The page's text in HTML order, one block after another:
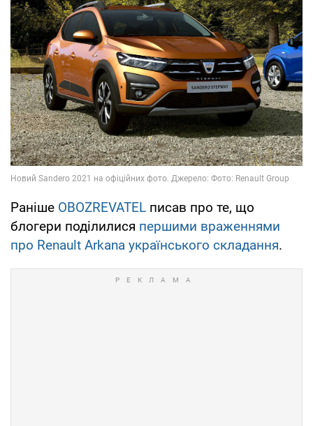
Раніше OBOZREVATEL писав про те, що
блогери поділилися першими враженнями
про Renault Arkana українського складання.